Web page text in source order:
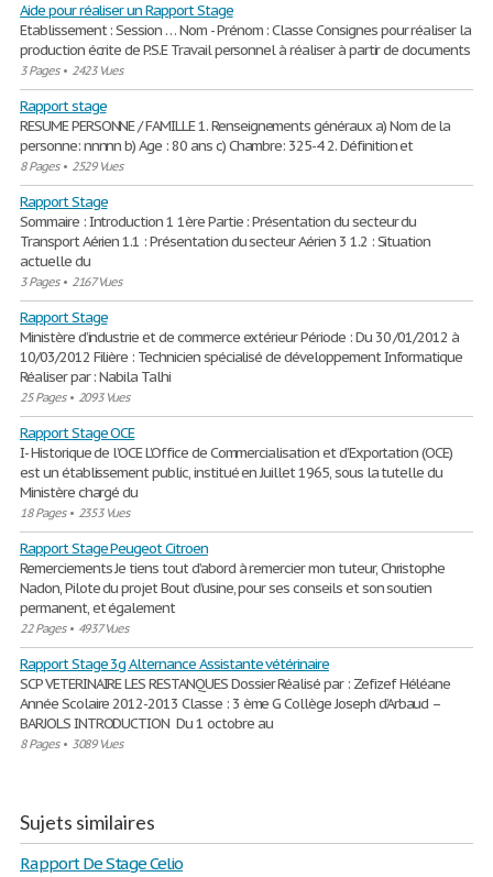
Aide pour réaliser un Rapport Stage
Etablissement : Session … Nom - Prénom : Classe Consignes pour réaliser la
production écrite de P.S.E Travail personnel à réaliser à partir de documents
3 Pages• 2423 Vues
Rapport stage
RESUME PERSONNE / FAMILLE 1. Renseignements généraux a) Nom de la
personne: nnnnn b) Age : 80 ans c) Chambre: 325-4 2. Définition et
8 Pages• 2529 Vues
Rapport Stage
Sommaire : Introduction 1 1ère Partie : Présentation du secteur du
Transport Aérien 1.1 : Présentation du secteur Aérien 3 1.2 : Situation
actuelle du
3 Pages• 2167 Vues
Rapport Stage
Ministère d’industrie et de commerce extérieur Période : Du 30 /01/2012 à
10/03/2012 Filière : Technicien spécialisé de développement Informatique
Réaliser par : Nabila Talhi
25 Pages• 2093 Vues
Rapport Stage OCE
I- Historique de l’OCE L’Office de Commercialisation et d’Exportation (OCE)
est un établissement public, institué en Juillet 1965, sous la tutelle du
Ministère chargé du
18 Pages• 2353 Vues
Rapport Stage Peugeot Citroen
Remerciements Je tiens tout d’abord à remercier mon tuteur, Christophe
Nadon, Pilote du projet Bout d’usine, pour ses conseils et son soutien
permanent, et également
22 Pages• 4937 Vues
Rapport Stage 3g Alternance Assistante vétérinaire
SCP VETERINAIRE LES RESTANQUES Dossier Réalisé par : Zefizef Héléane
Année Scolaire 2012-2013 Classe : 3 ème G Collège Joseph d’Arbaud –
BARJOLS INTRODUCTION Du 1 octobre au
8 Pages• 3089 Vues
Sujets similaires
Rapport De Stage Celio